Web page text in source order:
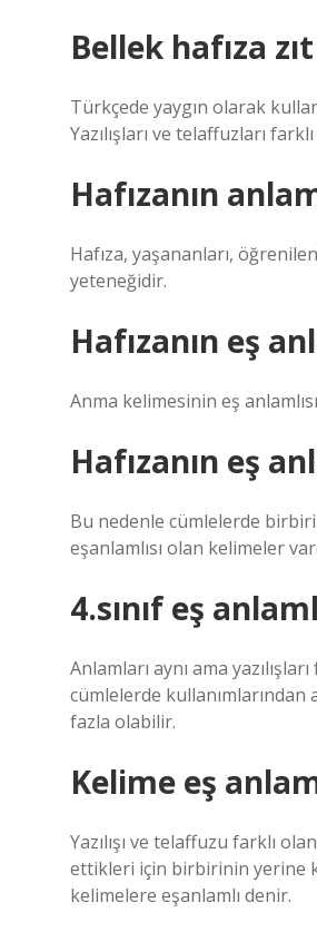
Bellek hafıza
Türkçede yaygın olarak
Yazılışları ve telaffuzları
Hafızanın
Hafıza, yaşananları,
yeteneğidir.
Hafızanın eş
Anma kelimesinin eş
Hafızanın eş
Bu nedenle cümlelerde
eşanlamlısı olan kelimeler
4.sınıf eş
Anlamları aynı ama
cümlelerde kullanımlarından
fazla olabilir.
Kelime eş
Yazılışı ve telaffuzu farklı
ettikleri için birbirinin yerine
kelimelere eşanlamlı denir.